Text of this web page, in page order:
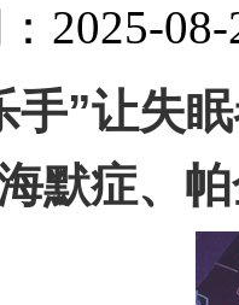
2025-
手”让失
默症、